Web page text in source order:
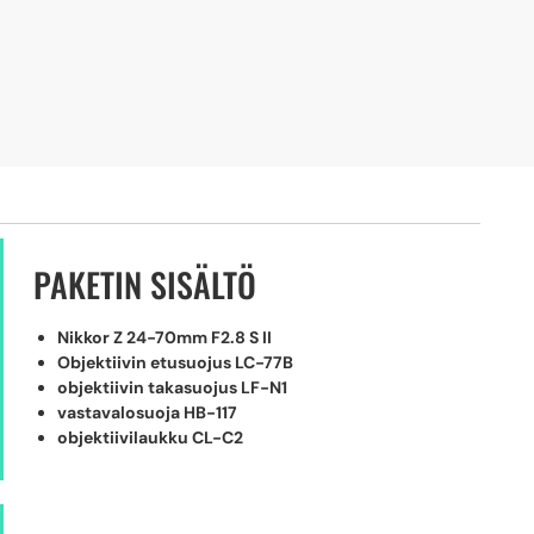
PAKETIN SISÄLTÖ
Nikkor Z 24-70mm F2.8 S II
Objektiivin etusuojus LC-77B
objektiivin takasuojus LF-N1
vastavalosuoja HB-117
objektiivilaukku CL-C2